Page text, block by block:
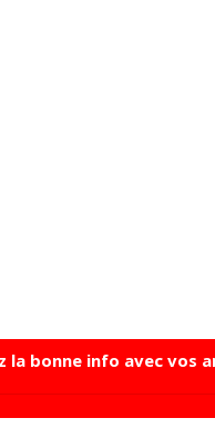
la bonne info avec vos